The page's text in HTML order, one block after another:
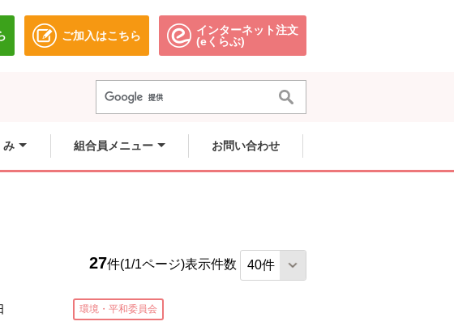
ウで開きます。ご加入はこちら
別のウィンドウで開きます。
インターネット注文
(eくらぶ)別のウィンドウで開きます。
み 組合員メニュー お問い合わせ
27件(1/1ページ)表示件数
環境・平和委員会